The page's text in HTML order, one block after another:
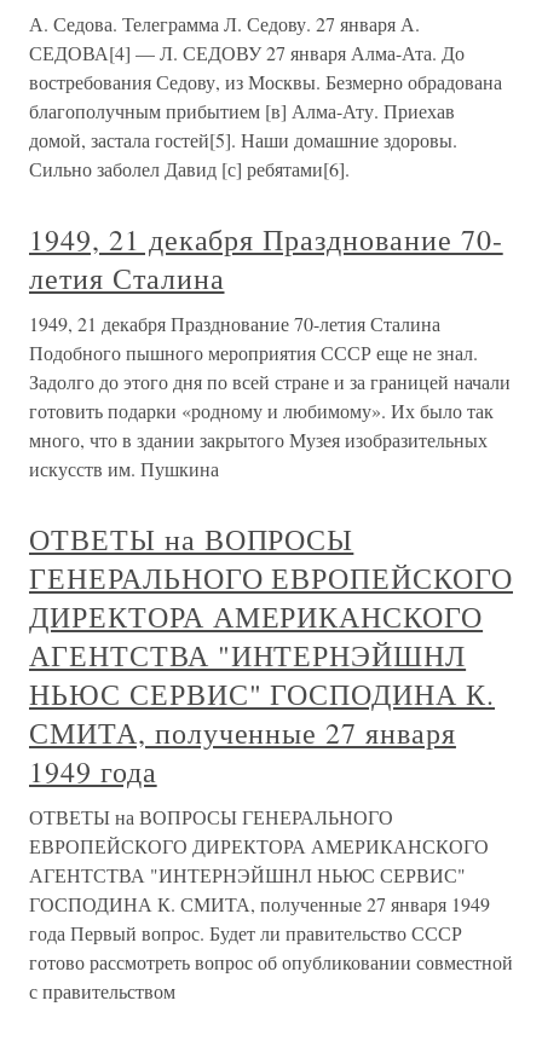
А. Седова. Телеграмма Л. Седову. 27 января А.
СЕДОВА[4] — Л. СЕДОВУ 27 января Алма-Ата. До
востребования Седову, из Москвы. Безмерно обрадована
благополучным прибытием [в] Алма-Ату. Приехав
домой, застала гостей[5]. Наши домашние здоровы.
Сильно заболел Давид [с] ребятами[6].
1949, 21 декабря Празднование 70-
летия Сталина
1949, 21 декабря Празднование 70-летия Сталина
Подобного пышного мероприятия СССР еще не знал.
Задолго до этого дня по всей стране и за границей начали
готовить подарки «родному и любимому». Их было так
много, что в здании закрытого Музея изобразительных
искусств им. Пушкина
ОТВЕТЫ на ВОПРОСЫ
ГЕНЕРАЛЬНОГО ЕВРОПЕЙСКОГО
ДИРЕКТОРА АМЕРИКАНСКОГО
АГЕНТСТВА "ИНТЕРНЭЙШНЛ
НЬЮС СЕРВИС" ГОСПОДИНА К.
СМИТА, полученные 27 января
1949 года
ОТВЕТЫ на ВОПРОСЫ ГЕНЕРАЛЬНОГО
ЕВРОПЕЙСКОГО ДИРЕКТОРА АМЕРИКАНСКОГО
АГЕНТСТВА "ИНТЕРНЭЙШНЛ НЬЮС СЕРВИС"
ГОСПОДИНА К. СМИТА, полученные 27 января 1949
года Первый вопрос. Будет ли правительство СССР
готово рассмотреть вопрос об опубликовании совместной
с правительством